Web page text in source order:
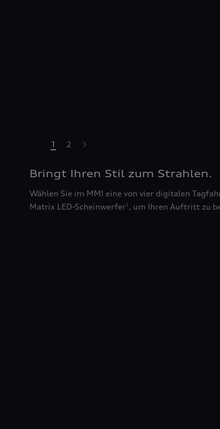
1 2
Bringt Ihren Stil zum Strahlen.
Wählen Sie im MMI eine von vier digitalen
Matrix LED-Scheinwerfer1 , um Ihren Auftritt zu